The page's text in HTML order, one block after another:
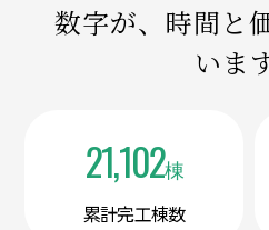
数字が、時間と
いま
21,102棟
累計完工棟数